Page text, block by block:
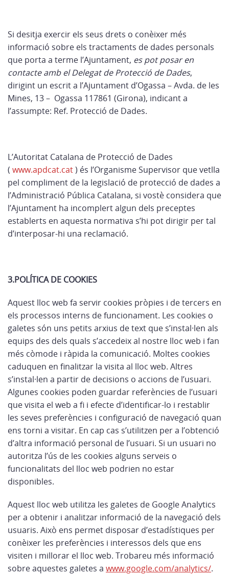
Si desitja exercir els seus drets o conèixer més
informació sobre els tractaments de dades personals
que porta a terme l’Ajuntament, es pot posar en
contacte amb el Delegat de Protecció de Dades,
dirigint un escrit a l’Ajuntament d’Ogassa –Avda. de les
Mines, 13– Ogassa 117861 (Girona), indicant a
l’assumpte: Ref. Protecció de Dades.
L’Autoritat Catalana de Protecció de Dades
( www.apdcat.cat) és l’Organisme Supervisor que vetlla
pel compliment de la legislació de protecció de dades a
l’Administració Pública Catalana, si vostè considera que
l’Ajuntament ha incomplert algun dels preceptes
establerts en aquesta normativa s’hi pot dirigir per tal
d’interposar-hi una reclamació.
3.POLÍTICA DE COOKIES
Aquest lloc web fa servir cookies pròpies i de tercers en
els processos interns de funcionament. Les cookies o
galetes són uns petits arxius de text que s’instal·len als
equips des dels quals s’accedeix al nostre lloc web i fan
més còmode i ràpida la comunicació. Moltes cookies
caduquen en finalitzar la visita al lloc web. Altres
s’instal·len a partir de decisions o accions de l’usuari.
Algunes cookies poden guardar referències de l’usuari
que visita el web a fi i efecte d’identificar-lo i restablir
les seves preferències i configuració de navegació quan
ens torni a visitar. En cap cas s’utilitzen per a l’obtenció
d’altra informació personal de l’usuari. Si un usuari no
autoritza l’ús de les cookies alguns serveis o
funcionalitats del lloc web podrien no estar
disponibles.
Aquest lloc web utilitza les galetes de Google Analytics
per a obtenir i analitzar informació de la navegació dels
usuaris. Això ens permet disposar d’estadístiques per
conèixer les preferències i interessos dels que ens
visiten i millorar el lloc web. Trobareu més informació
sobre aquestes galetes a www.google.com/analytics/.